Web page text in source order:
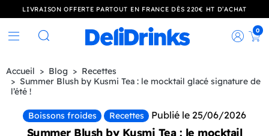
LIVRAISON OFFERTE PARTOUT EN FRANCE DÈS 220€ HT D’ACHAT
Rechercher
0
Accueil Blog
Recettes
Summer Blush by Kusmi Tea : le mocktail glacé signature de
l’été !
Boissons froides Recettes Publié le 25/06/2026
Summer Blush by Kusmi Tea : le mocktail